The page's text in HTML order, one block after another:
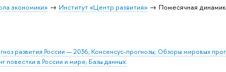
экономики» Институт «Центр развития»
Помесячная
развития России — 2036; Консенсус-прогнозы; Обзоры мировых
в России и мире; Базы данных.